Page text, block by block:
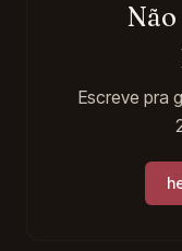
Escreve pra